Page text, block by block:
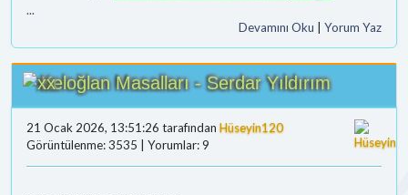
...
Devamını Oku
Yorum Yaz
Keloğlan Masalları - Serdar Yıldırım
21 Ocak 2026, 13:51:26 tarafından Hüseyin120
Görüntülenme: 3535 | Yorumlar: 9